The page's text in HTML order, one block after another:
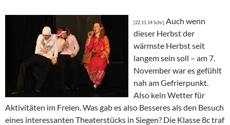
[22.11.14 Schr] Auch wenn
dieser Herbst der
wärmste Herbst seit
langem sein soll – am 7.
November war es gefühlt
nah am Gefrierpunkt.
Also kein Wetter für
Aktivitäten im Freien. Was gab es also Besseres als den Besuch
eines interessanten Theaterstücks in Siegen? Die Klasse 8c traf